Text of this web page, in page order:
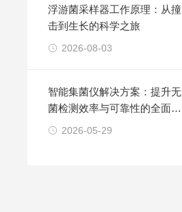
浮游菌采样器工作原理：从撞
击到生长的科学之旅
2026-08-03
智能集菌仪解决方案：提升无
菌检测效率与可靠性的全面升
级
2026-05-29